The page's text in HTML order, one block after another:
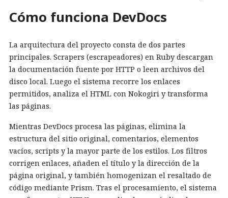
Cómo funciona DevDocs
La arquitectura del proyecto consta de dos partes
principales. Scrapers (escrapeadores) en Ruby descargan
la documentación fuente por HTTP o leen archivos del
disco local. Luego el sistema recorre los enlaces
permitidos, analiza el HTML con Nokogiri y transforma
las páginas.
Mientras DevDocs procesa las páginas, elimina la
estructura del sitio original, comentarios, elementos
vacíos, scripts y la mayor parte de los estilos. Los filtros
corrigen enlaces, añaden el título y la dirección de la
página original, y también homogenizan el resaltado de
código mediante Prism. Tras el procesamiento, el sistema